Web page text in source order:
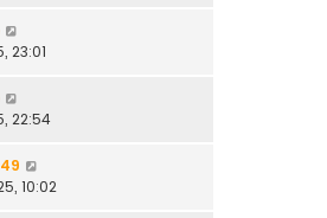
23:01
22:54
10:02